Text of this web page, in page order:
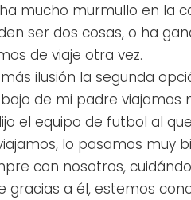
mucho murmullo en la
ser dos cosas, o ha
de viaje otra vez.
ilusión la segunda
de mi padre viajamos
el equipo de futbol al
lo pasamos muy
con nosotros,
gracias a él, estemos